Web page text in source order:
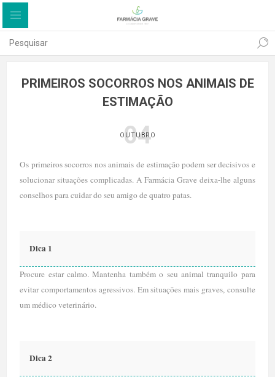
PRIMEIROS SOCORROS NOS ANIMAIS DE
ESTIMAÇÃO
04
OUTUBRO
Os primeiros socorros nos animais de estimação podem ser decisivos e
solucionar situações complicadas. A Farmácia Grave deixa-lhe alguns
conselhos para cuidar do seu amigo de quatro patas.
Dica 1
Procure estar calmo. Mantenha também o seu animal tranquilo para
evitar comportamentos agressivos. Em situações mais graves, consulte
um médico veterinário.
Dica 2